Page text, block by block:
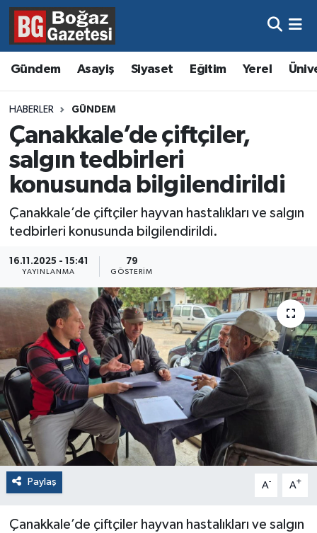
Gündem Asayiş Siyaset Eğitim Yerel
HABERLER GÜNDEM
Çanakkale’de çiftçiler,
salgın tedbirleri
konusunda bilgilendirildi
Çanakkale’de çiftçiler hayvan hastalıkları ve salgın
tedbirleri konusunda bilgilendirildi.
16.11.2025 - 15:41
YAYINLANMA
79
GÖSTERIM
Paylaş A- A+
Çanakkale’de çiftçiler hayvan hastalıkları ve salgın
Asayiş
Eğitim
Ekonomi
Gündem
Magazin
Resmi İlanlar
Sağlık
Hava Durumu
Trafik Durumu
Süper Lig Puan Durumu ve Fikstür
Tüm Manşetler
Haber Arşivi